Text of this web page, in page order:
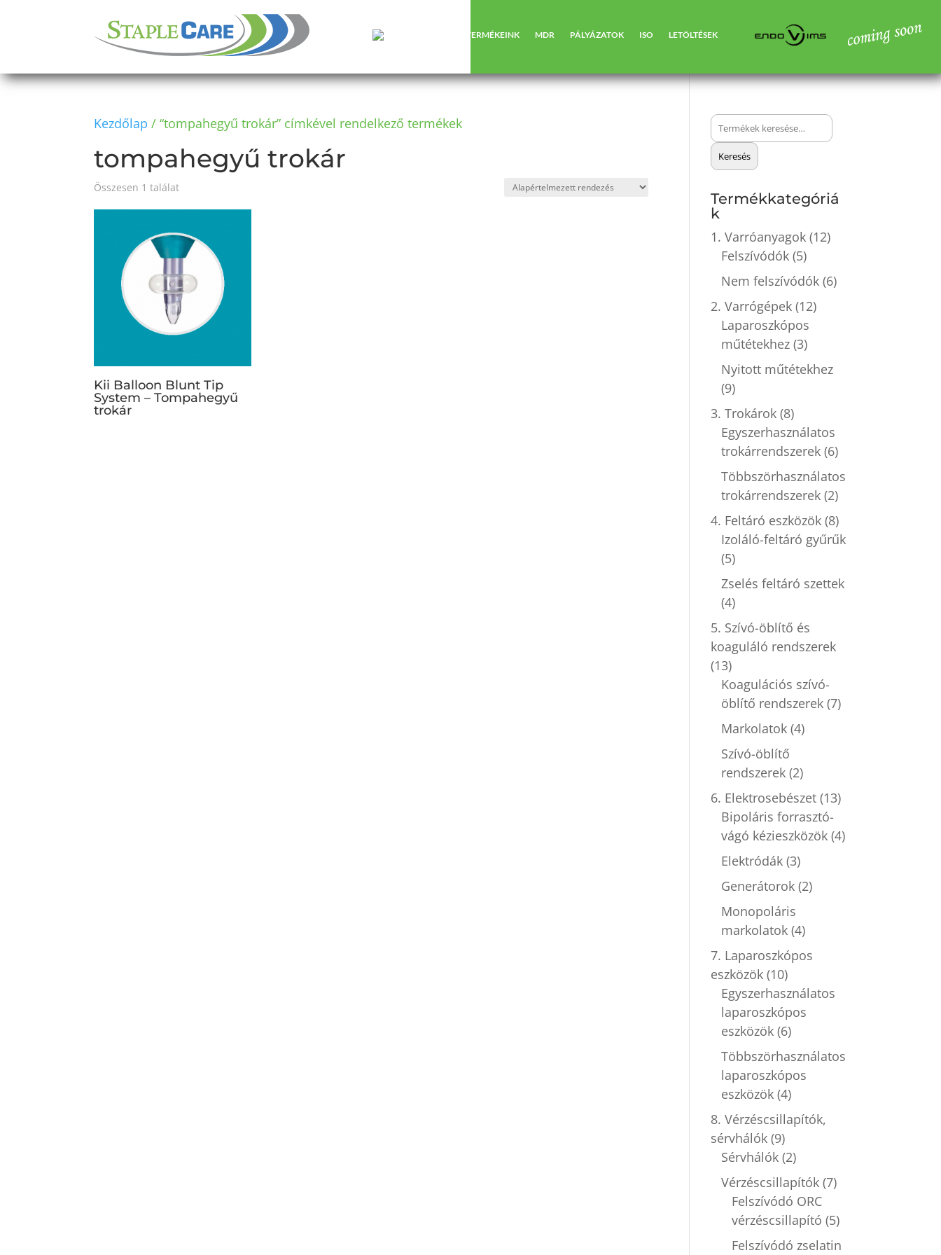
TERMÉKEINK MDR PÁLYÁZATOK ISO LETÖLTÉSEK
Kezdőlap / “tompahegyű trokár” címkével rendelkező termékek
tompahegyű trokár
Összesen 1 találat
Kii Balloon Blunt Tip
System – Tompahegyű
trokár
Keresés
a
következőre:
Keresés
Termékkategóriá
k
1. Varróanyagok (12)
Felszívódók (5)
Nem felszívódók (6)
2. Varrógépek (12)
Laparoszkópos
műtétekhez (3)
Nyitott műtétekhez
(9)
3. Trokárok (8)
Egyszerhasználatos
trokárrendszerek (6)
Többszörhasználatos
trokárrendszerek (2)
4. Feltáró eszközök (8)
Izoláló-feltáró gyűrűk
(5)
Zselés feltáró szettek
(4)
5. Szívó-öblítő és
koaguláló rendszerek
(13)
Koagulációs szívó-
öblítő rendszerek (7)
Markolatok (4)
Szívó-öblítő
rendszerek (2)
6. Elektrosebészet (13)
Bipoláris forrasztó-
vágó kézieszközök (4)
Elektródák (3)
Generátorok (2)
Monopoláris
markolatok (4)
7. Laparoszkópos
eszközök (10)
Egyszerhasználatos
laparoszkópos
eszközök (6)
Többszörhasználatos
laparoszkópos
eszközök (4)
8. Vérzéscsillapítók,
sérvhálók (9)
Sérvhálók (2)
Vérzéscsillapítók (7)
Felszívódó ORC
vérzéscsillapító (5)
Felszívódó zselatin